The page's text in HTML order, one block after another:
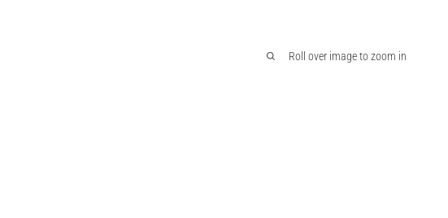
Roll over image to zoom in